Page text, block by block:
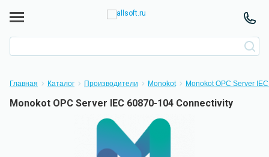
Главная Каталог Производители Monokot Monokot OPC Server
Monokot OPC Server IEC 60870-104 Connectivity